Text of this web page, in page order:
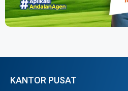
KANTOR PUSAT